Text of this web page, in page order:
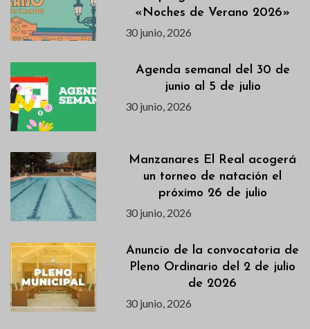
«Noches de Verano 2026»
30 junio, 2026
Agenda semanal del 30 de
junio al 5 de julio
30 junio, 2026
Manzanares El Real acogerá
un torneo de natación el
próximo 26 de julio
30 junio, 2026
Anuncio de la convocatoria de
Pleno Ordinario del 2 de julio
de 2026
30 junio, 2026